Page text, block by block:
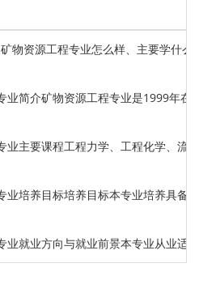
物资源工程专业怎么样、主要学什
业简介矿物资源工程专业是1999年
业主要课程工程力学、工程化学、流
业培养目标培养目标本专业培养具备
业就业方向与就业前景本专业从业适